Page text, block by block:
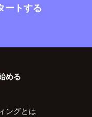
ートする
める
ングとは